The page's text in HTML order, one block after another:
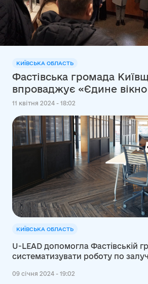
КИЇВСЬКА ОБЛАСТЬ
Фастівська громада
впроваджує «Єдине вікно
11 квітня 2024 - 18:02
КИЇВСЬКА ОБЛАСТЬ
U-LEAD допомогла Фастівській
систематизувати роботу по
09 січня 2024 - 19:02